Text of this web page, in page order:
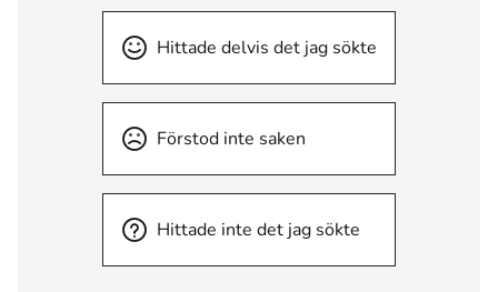
Hittade delvis det jag sökte
Förstod inte saken
Hittade inte det jag sökte